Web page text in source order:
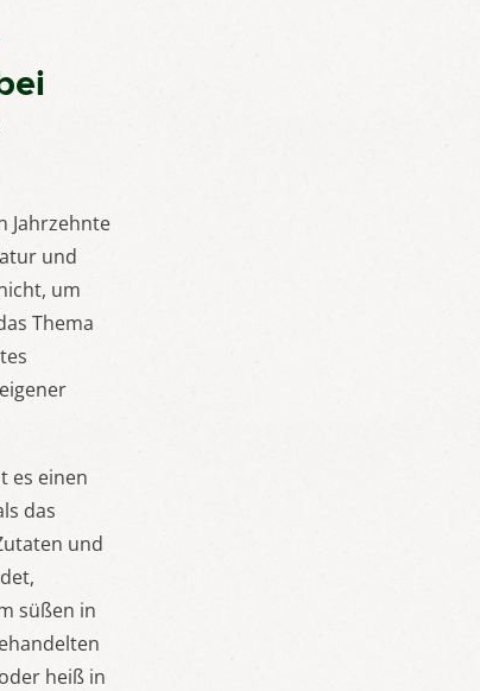
Jahrzehnte
und
um
Thema
es einen
das
und
süßen in
heiß in